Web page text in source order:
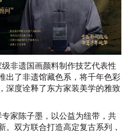
非遗国画颜料制作技艺代表性
出了非遗馆藏色系，将千年色彩
深度诠释了东方家装美学的雅致
家陈子墨，以公益为纽带，共
。双方联合打造高定复古系列，